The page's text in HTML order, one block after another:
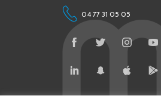
04 77 31 05 05